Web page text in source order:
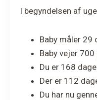
I begyndelsen af
Baby måler 29
Baby vejer 700
Du er 168
Der er 112
Du har nu